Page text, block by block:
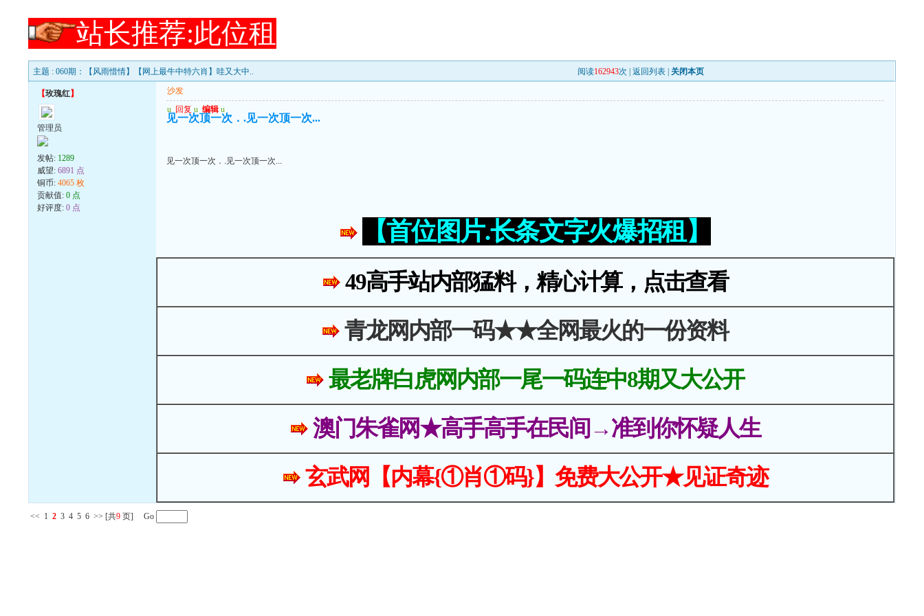
站长推荐:此位租
主题 : 060期：【风雨惜情】【网上最牛中特六肖】哇又大中.. 阅读162943次 |返回列表 关闭本页
【玫瑰红】
管理员
发帖: 1289
威望:6891 点
铜币:4065 枚
贡献值:0 点
好评度:0 点
沙发
u 回复 u 编辑 u
见一次顶一次．.见一次顶一次...
见一次顶一次．.见一次顶一次...
【首位图片.长条文字火爆招租】
49高手站内部猛料，精心计算，点击查看
青龙网内部一码★★全网最火的一份资料
最老牌白虎网内部一尾一码连中8期又大公开
澳门朱雀网★高手高手在民间→准到你怀疑人生
玄武网【内幕{①肖①码}】免费大公开★见证奇迹
<< 1 2 3 4 5 6 >> [共9 页] Go